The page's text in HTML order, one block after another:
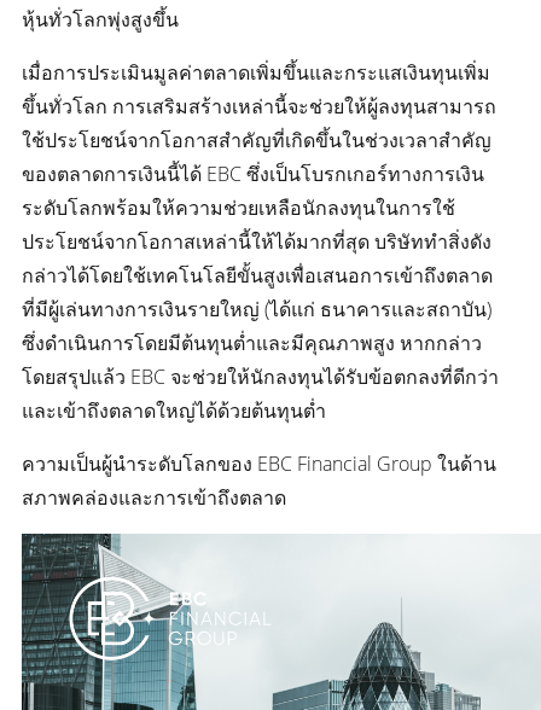
หุ้นทั่วโลกพุ่งสูงขึ้น
เมื่อการประเมินมูลค่าตลาดเพิ่มขึ้นและกระแสเงินทุนเพิ่ม
ขึ้นทั่วโลก การเสริมสร้างเหล่านี้จะช่วยให้ผู้ลงทุนสามารถ
ใช้ประโยชน์จากโอกาสสำคัญที่เกิดขึ้นในช่วงเวลาสำคัญ
ของตลาดการเงินนี้ได้ EBC ซึ่งเป็นโบรกเกอร์ทางการเงิน
ระดับโลกพร้อมให้ความช่วยเหลือนักลงทุนในการใช้
ประโยชน์จากโอกาสเหล่านี้ให้ได้มากที่สุด บริษัททำสิ่งดัง
กล่าวได้โดยใช้เทคโนโลยีขั้นสูงเพื่อเสนอการเข้าถึงตลาด
ที่มีผู้เล่นทางการเงินรายใหญ่ (ได้แก่ ธนาคารและสถาบัน)
ซึ่งดำเนินการโดยมีต้นทุนต่ำและมีคุณภาพสูง หากกล่าว
โดยสรุปแล้ว EBC จะช่วยให้นักลงทุนได้รับข้อตกลงที่ดีกว่า
และเข้าถึงตลาดใหญ่ได้ด้วยต้นทุนต่ำ
ความเป็นผู้นำระดับโลกของ EBC Financial Group ในด้าน
สภาพคล่องและการเข้าถึงตลาด